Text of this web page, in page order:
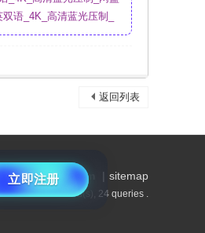
语_4K_高清蓝光压制_
返回列表
立即注册
| www.vrmoli.com | sitemap
0.121311 second(s), 24 queries .